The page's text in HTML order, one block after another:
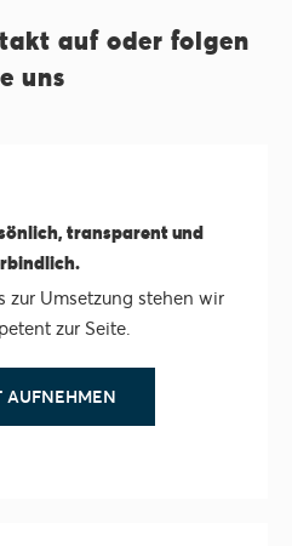
auf oder folgen
uns
transparent und
zur Umsetzung stehen wir
zur Seite.
AUFNEHMEN